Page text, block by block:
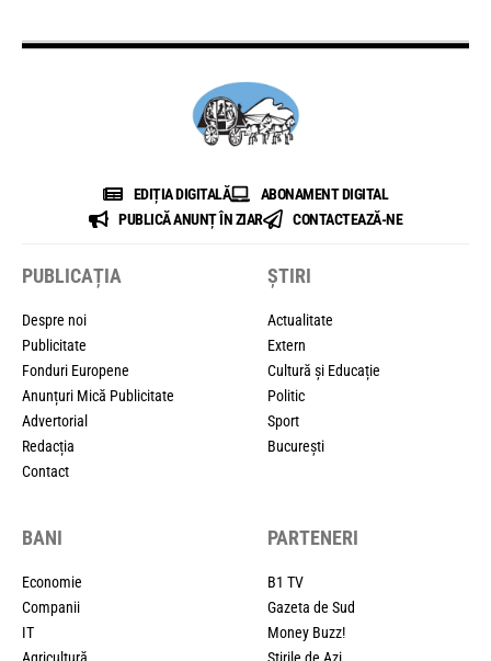
EDIȚIA DIGITALĂ
ABONAMENT DIGITAL
PUBLICĂ ANUNȚ ÎN ZIAR
CONTACTEAZĂ-NE
PUBLICAȚIA
Despre noi
Publicitate
Fonduri Europene
Anunțuri Mică Publicitate
Advertorial
Redacția
Contact
ȘTIRI
Actualitate
Extern
Cultură și Educație
Politic
Sport
București
BANI
Economie
Companii
IT
PARTENERI
B1 TV
Gazeta de Sud
Money Buzz!